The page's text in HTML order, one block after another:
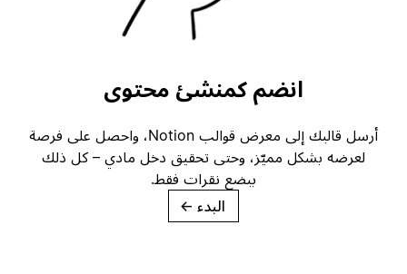
انضم كمنشئ محتوى
أرسل قالبك إلى معرض قوالب Notion، واحصل على فرصة
لعرضه بشكل مميّز، وحتى تحقيق دخل مادي – كل ذلك
ببضع نقرات فقط.
→